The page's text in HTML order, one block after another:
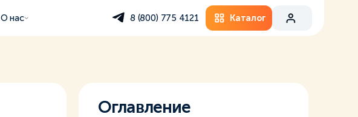
О нас 8 (800) 775 4121 Каталог
Оглавление